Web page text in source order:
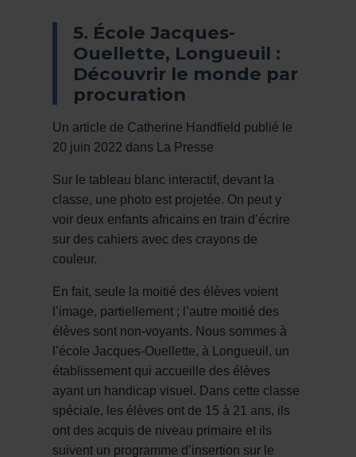
5. École Jacques-
Ouellette, Longueuil :
Découvrir le monde par
procuration
Un article de Catherine Handfield publié le
20 juin 2022 dans La Presse
Sur le tableau blanc interactif, devant la
classe, une photo est projetée. On peut y
voir deux enfants africains en train d’écrire
sur des cahiers avec des crayons de
couleur.
En fait, seule la moitié des élèves voient
l’image, partiellement ; l’autre moitié des
élèves sont non-voyants. Nous sommes à
l’école Jacques-Ouellette, à Longueuil, un
établissement qui accueille des élèves
ayant un handicap visuel. Dans cette classe
spéciale, les élèves ont de 15 à 21 ans, ils
ont des acquis de niveau primaire et ils
suivent un programme d’insertion sur le